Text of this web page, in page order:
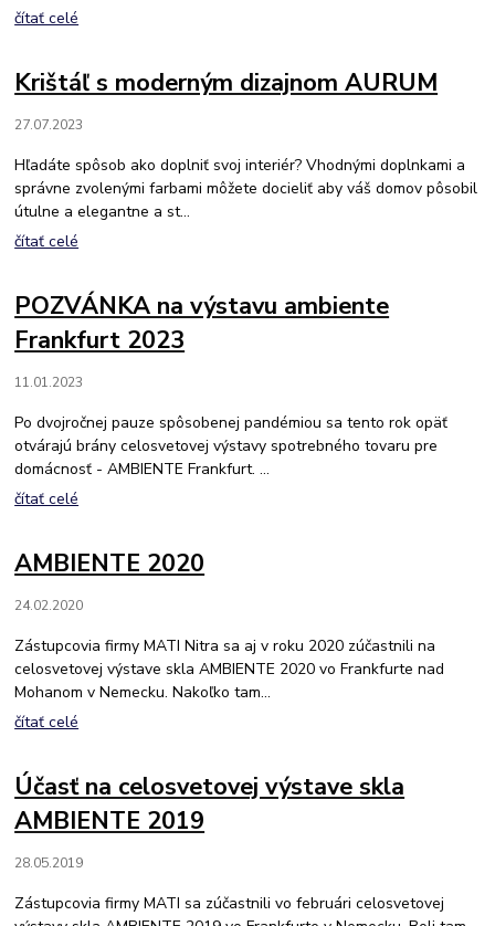
čítať celé
Krištáľ s moderným dizajnom AURUM
27.07.2023
Hľadáte spôsob ako doplniť svoj interiér? Vhodnými doplnkami a
správne zvolenými farbami môžete docieliť aby váš domov pôsobil
útulne a elegantne a st...
čítať celé
POZVÁNKA na výstavu ambiente
Frankfurt 2023
11.01.2023
Po dvojročnej pauze spôsobenej pandémiou sa tento rok opäť
otvárajú brány celosvetovej výstavy spotrebného tovaru pre
domácnosť - AMBIENTE Frankfurt. ...
čítať celé
AMBIENTE 2020
24.02.2020
Zástupcovia firmy MATI Nitra sa aj v roku 2020 zúčastnili na
celosvetovej výstave skla AMBIENTE 2020 vo Frankfurte nad
Mohanom v Nemecku. Nakoľko tam...
čítať celé
Účasť na celosvetovej výstave skla
AMBIENTE 2019
28.05.2019
Zástupcovia firmy MATI sa zúčastnili vo februári celosvetovej